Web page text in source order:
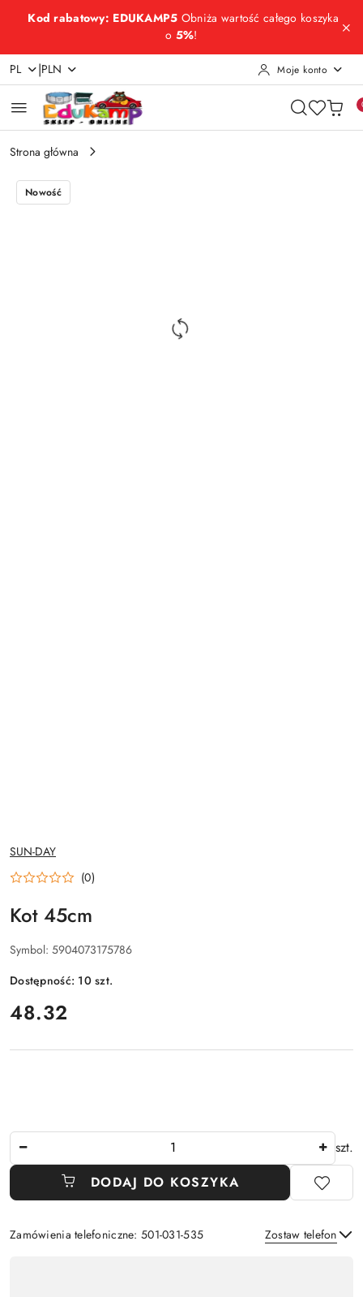
Przejdź do treści głównej
Przejdź do wyszukiwarki
Przejdź do moje konto
Przejdź do menu głównego
Przejdź do opisu produktu
Przejdź do stopki
Kod rabatowy: EDUKAMP5 Obniża wartość całego koszyka
o 5%!
PL |PLN Moje konto
Strona główna
Nowość
NAZWA
PRODUCENTA:
SUN-DAY
(0)
Kot 45cm
Symbol: 5904073175786
Dostępność: 10szt.
cena:
48.32
szt.
DODAJ DO KOSZYKA
Zamówienia telefoniczne: 501-031-535 Zostaw telefon